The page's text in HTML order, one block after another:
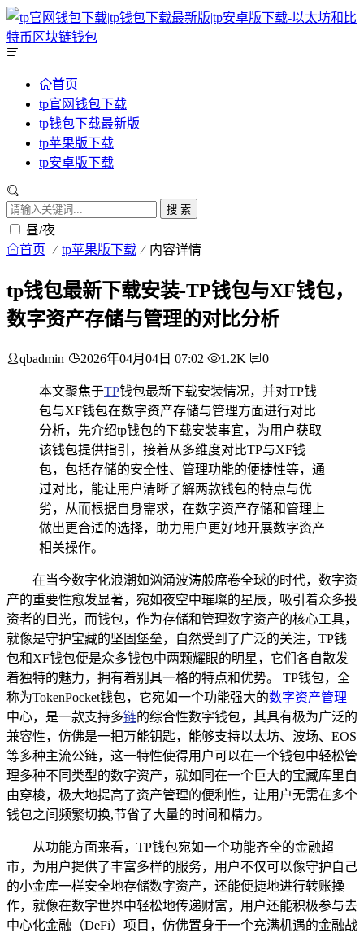
首页
tp官网钱包下载
tp钱包下载最新版
tp苹果版下载
tp安卓版下载
搜 索
昼/夜
首页 tp苹果版下载 内容详情
tp钱包最新下载安装-TP钱包与XF钱包，
数字资产存储与管理的对比分析
qbadmin 2026年04月04日 07:02 1.2K 0
本文聚焦于TP钱包最新下载安装情况，并对TP钱
包与XF钱包在数字资产存储与管理方面进行对比
分析，先介绍tp钱包的下载安装事宜，为用户获取
该钱包提供指引，接着从多维度对比TP与XF钱
包，包括存储的安全性、管理功能的便捷性等，通
过对比，能让用户清晰了解两款钱包的特点与优
劣，从而根据自身需求，在数字资产存储和管理上
做出更合适的选择，助力用户更好地开展数字资产
相关操作。
在当今数字化浪潮如汹涌波涛般席卷全球的时代，数字资
产的重要性愈发显著，宛如夜空中璀璨的星辰，吸引着众多投
资者的目光，而钱包，作为存储和管理数字资产的核心工具，
就像是守护宝藏的坚固堡垒，自然受到了广泛的关注，TP钱
包和XF钱包便是众多钱包中两颗耀眼的明星，它们各自散发
着独特的魅力，拥有着别具一格的特点和优势。 TP钱包，全
称为TokenPocket钱包，它宛如一个功能强大的数字资产管理
中心，是一款支持多链的综合性数字钱包，其具有极为广泛的
兼容性，仿佛是一把万能钥匙，能够支持以太坊、波场、EOS
等多种主流公链，这一特性使得用户可以在一个钱包中轻松管
理多种不同类型的数字资产，就如同在一个巨大的宝藏库里自
由穿梭，极大地提高了资产管理的便利性，让用户无需在多个
钱包之间频繁切换,节省了大量的时间和精力。
从功能方面来看，TP钱包宛如一个功能齐全的金融超
市，为用户提供了丰富多样的服务，用户不仅可以像守护自己
的小金库一样安全地存储数字资产，还能便捷地进行转账操
作，就像在数字世界中轻松地传递财富，用户还能积极参与去
中心化金融（DeFi）项目，仿佛置身于一个充满机遇的金融战